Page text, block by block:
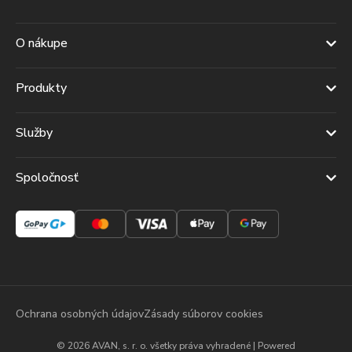
O nákupe
Produkty
Služby
Spoločnosť
© 2026 AVAN, s. r. o. všetky práva vyhradené | Powered
Ochrana osobných údajovZásady súborov cookies